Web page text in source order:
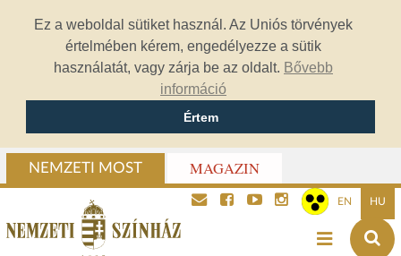
Ez a weboldal sütiket használ. Az Uniós törvények
értelmében kérem, engedélyezze a sütik
használatát, vagy zárja be az oldalt. Bővebb
információ
Értem
NEMZETI MOST MAGAZIN
EN HU